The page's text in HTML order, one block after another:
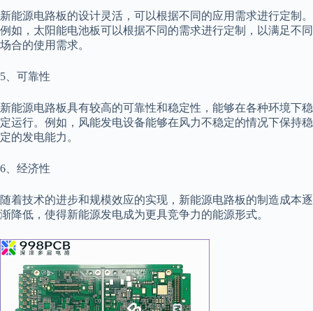
新能源电路板的设计灵活，可以根据不同的应用需求进行定制。
例如，太阳能电池板可以根据不同的需求进行定制，以满足不同
场合的使用需求。
5、可靠性
新能源电路板具有较高的可靠性和稳定性，能够在各种环境下稳
定运行。例如，风能发电设备能够在风力不稳定的情况下保持稳
定的发电能力。
6、经济性
随着技术的进步和规模效应的实现，新能源电路板的制造成本逐
渐降低，使得新能源发电成为更具竞争力的能源形式。